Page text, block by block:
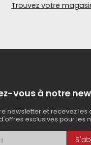
Trouvez votre
vous à notre
newsletter et recevez les
exclusives pour les